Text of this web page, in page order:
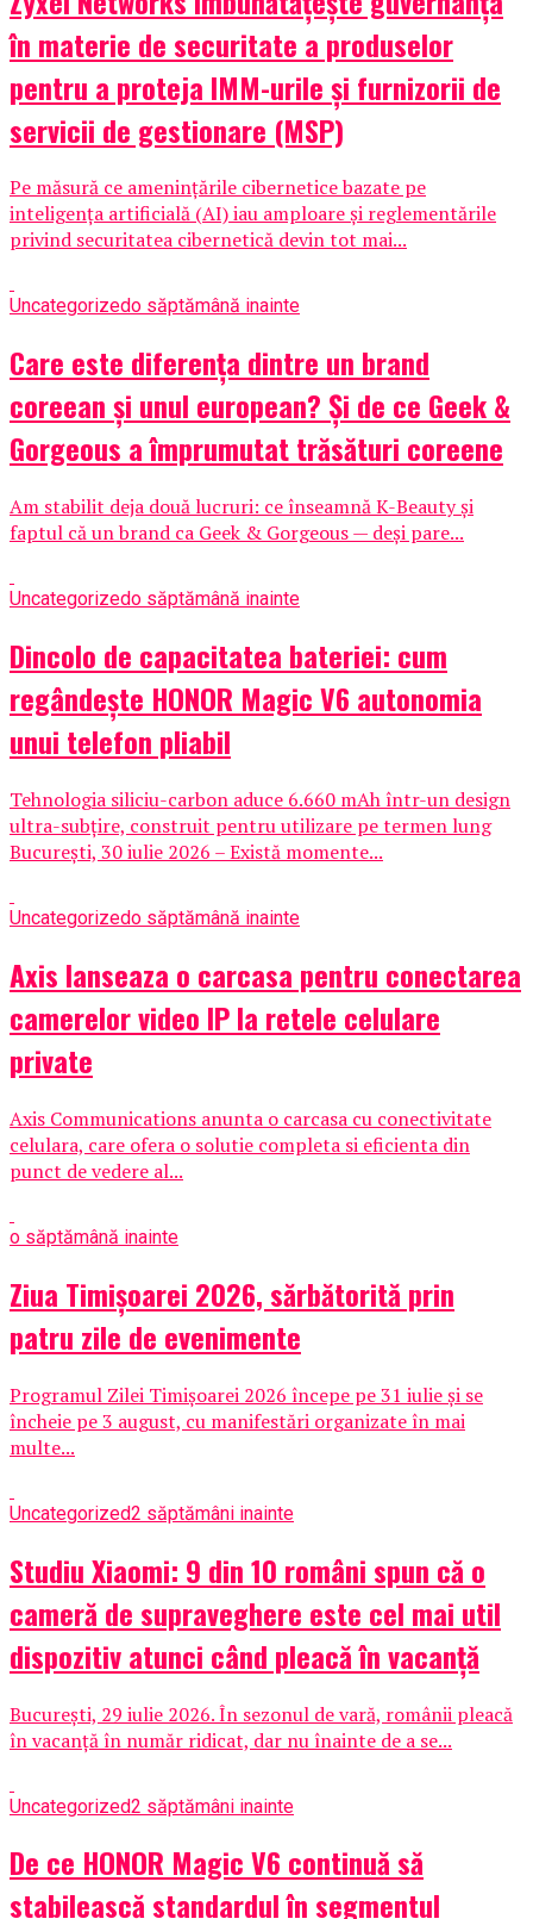
în materie de securitate a produselor
pentru a proteja IMM-urile și furnizorii de
servicii de gestionare (MSP)
Pe măsură ce amenințările cibernetice bazate pe
inteligența artificială (AI) iau amploare și reglementările
privind securitatea cibernetică devin tot mai...
Uncategorizedo săptămână inainte
Care este diferența dintre un brand
coreean și unul european? Și de ce Geek &
Gorgeous a împrumutat trăsături coreene
Am stabilit deja două lucruri: ce înseamnă K-Beauty și
faptul că un brand ca Geek & Gorgeous — deși pare...
Uncategorizedo săptămână inainte
Dincolo de capacitatea bateriei: cum
regândește HONOR Magic V6 autonomia
unui telefon pliabil
Tehnologia siliciu-carbon aduce 6.660 mAh într-un design
ultra-subțire, construit pentru utilizare pe termen lung
București, 30 iulie 2026 – Există momente...
Uncategorizedo săptămână inainte
Axis lanseaza o carcasa pentru conectarea
camerelor video IP la retele celulare
private
Axis Communications anunta o carcasa cu conectivitate
celulara, care ofera o solutie completa si eficienta din
punct de vedere al...
o săptămână inainte
Ziua Timișoarei 2026, sărbătorită prin
patru zile de evenimente
Programul Zilei Timișoarei 2026 începe pe 31 iulie și se
încheie pe 3 august, cu manifestări organizate în mai
multe...
Uncategorized2 săptămâni inainte
Studiu Xiaomi: 9 din 10 români spun că o
cameră de supraveghere este cel mai util
dispozitiv atunci când pleacă în vacanță
București, 29 iulie 2026. În sezonul de vară, românii pleacă
în vacanță în număr ridicat, dar nu înainte de a se...
Uncategorized2 săptămâni inainte
De ce HONOR Magic V6 continuă să
stabilească standardul în segmentul